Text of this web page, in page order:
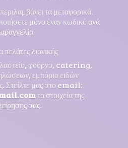
τα μεταφορικά.
μόνο έναν κωδικό ανά
πελάτες λιανικής
φούρνο, catering,
εμπόριο ειδών
Στείλτε μας στο email:
τα στοιχεία της
σας.